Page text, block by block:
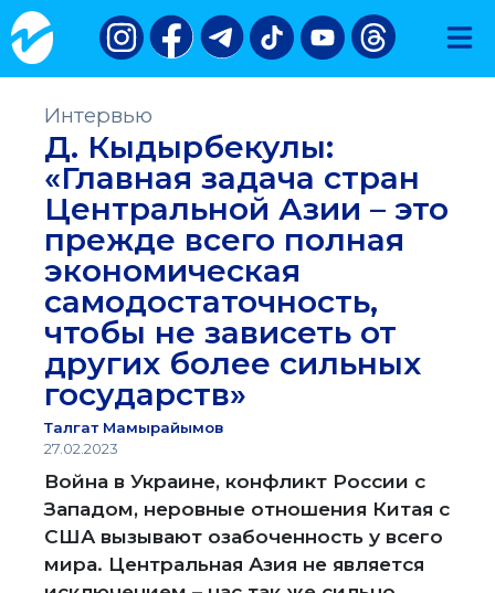
Интервью
Д. Кыдырбекулы:
«Главная задача стран
Центральной Азии – это
прежде всего полная
экономическая
самодостаточность,
чтобы не зависеть от
других более сильных
государств»
Талгат Мамырайымов
27.02.2023
Война в Украине, конфликт России с
Западом, неровные отношения Китая с
США вызывают озабоченность у всего
мира. Центральная Азия не является